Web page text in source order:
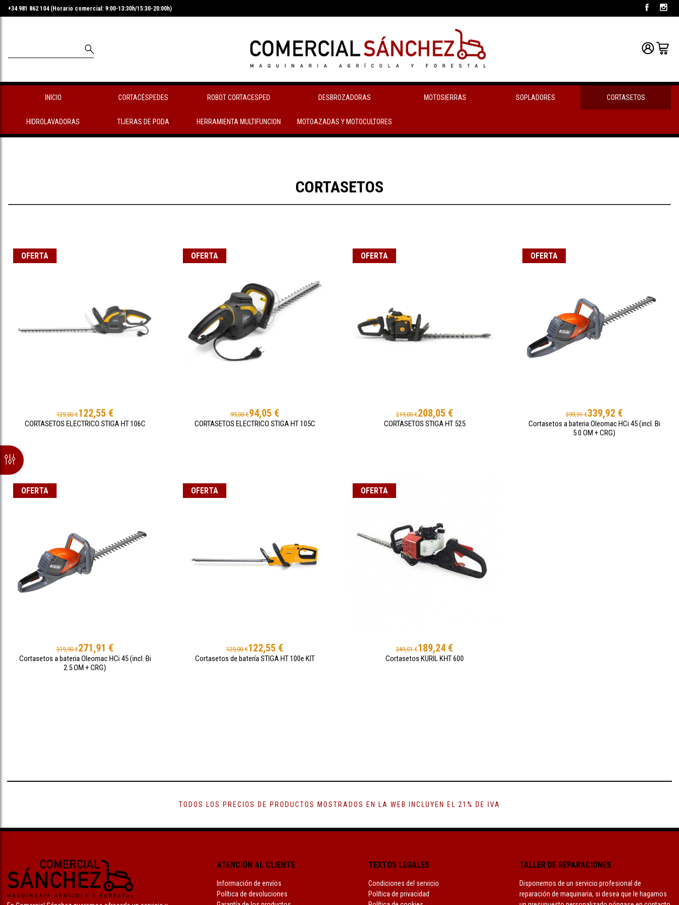
+34 981 862 104 (Horario comercial: 9:00-13:30h/15:30-20:00h)
INICIO CORTACÉSPEDES ROBOT CORTACESPED DESBROZADORAS MOTOSIERRAS SOPLADORES CORTASETOS
HIDROLAVADORAS TIJERAS DE PODA HERRAMIENTA MULTIFUNCION MOTOAZADAS Y MOTOCULTORES
CORTASETOS
OFERTA
129,00 €122,55 €
CORTASETOS ELECTRICO STIGA HT 106C
OFERTA
99,00 €94,05 €
CORTASETOS ELECTRICO STIGA HT 105C
OFERTA
219,00 €208,05 €
CORTASETOS STIGA HT 525
OFERTA
399,91 €339,92 €
Cortasetos a bateria Oleomac HCi 45 (incl. Bi
5.0 OM + CRG)
OFERTA
319,90 €271,91 €
Cortasetos a bateria Oleomac HCi 45 (incl. Bi
2.5 OM + CRG)
OFERTA
129,00 €122,55 €
Cortasetos de batería STIGA HT 100e KIT
OFERTA
249,01 €189,24 €
Cortasetos KURIL KHT 600
TODOS LOS PRECIOS DE PRODUCTOS MOSTRADOS EN LA WEB INCLUYEN EL 21% DE IVA
ATENCIÓN AL CLIENTE
Información de envíos
Política de devoluciones
TEXTOS LEGALES
Condiciones del servicio
Política de privacidad
TALLER DE REPARACIONES
Disponemos de un servicio profesional de
reparación de maquinaria, si desea que le hagamos